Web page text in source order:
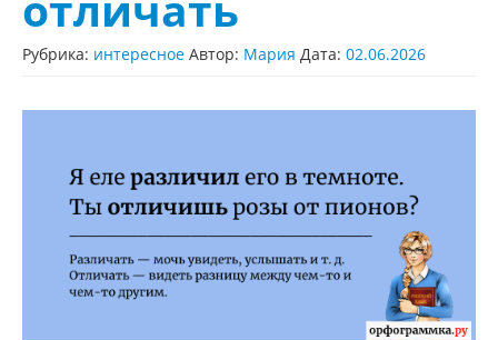
Рубрика: интересное Автор: Мария Дата: 02.06.2026